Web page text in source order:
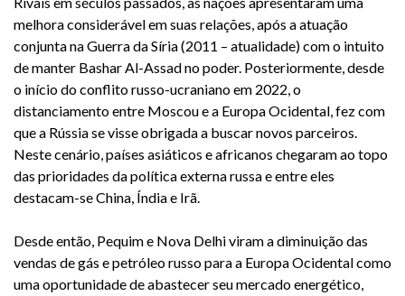
melhora considerável em suas relações, após a atuação
conjunta na Guerra da Síria (2011 – atualidade) com o intuito
de manter Bashar Al-Assad no poder. Posteriormente, desde
o início do conflito russo-ucraniano em 2022, o
distanciamento entre Moscou e a Europa Ocidental, fez com
que a Rússia se visse obrigada a buscar novos parceiros.
Neste cenário, países asiáticos e africanos chegaram ao topo
das prioridades da política externa russa e entre eles
destacam-se China, Índia e Irã.
Desde então, Pequim e Nova Delhi viram a diminuição das
vendas de gás e petróleo russo para a Europa Ocidental como
uma oportunidade de abastecer seu mercado energético,